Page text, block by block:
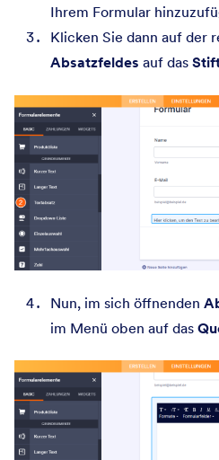
Ihrem Formular
Klicken Sie dann auf der
Absatzfeldes auf das
Nun, im sich öffnenden
im Menü oben auf das